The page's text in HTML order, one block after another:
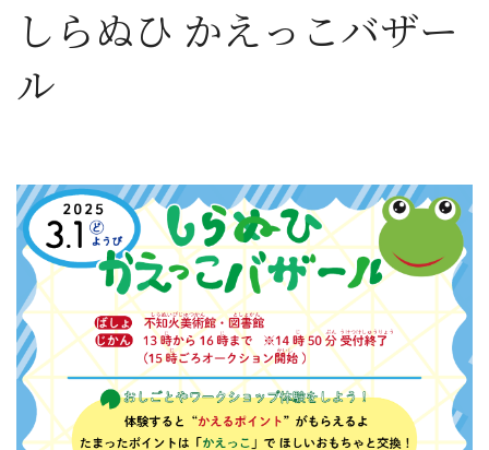
しらぬひ かえっこバザー
ル